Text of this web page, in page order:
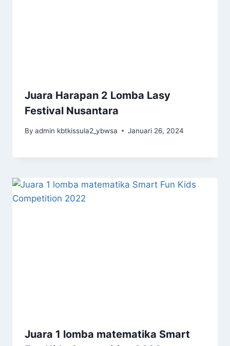
Juara Harapan 2 Lomba Lasy
Festival Nusantara
By admin kbtkissula2_ybwsa Januari 26, 2024
Juara 1 lomba matematika Smart